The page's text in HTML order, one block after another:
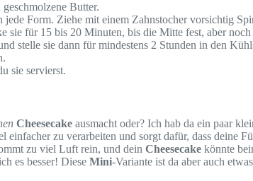
Butter.
Form. Ziehe mit einem Zahnstocher vorsichtig
sie für 15 bis 20 Minuten, bis die Mitte fest, aber
stelle sie dann für mindestens 2 Stunden in den
sie servierst.
Cheesecake ausmacht oder? Ich hab da ein paar
zu verarbeiten und sorgt dafür, dass deine
zu viel Luft rein, und dein Cheesecake könnte
es besser! Diese Mini-Variante ist da aber auch